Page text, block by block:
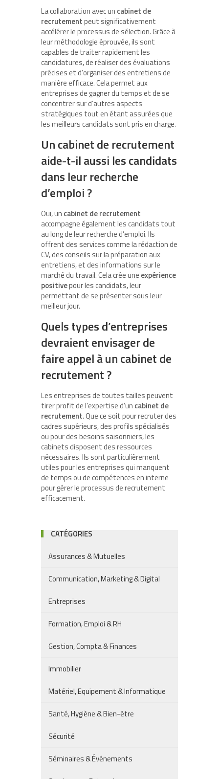
La collaboration avec un cabinet de
recrutementpeut significativement
accélérer le processus de sélection. Grâce à
leur méthodologie éprouvée, ils sont
capables de traiter rapidement les
candidatures, de réaliser des évaluations
précises et d’organiser des entretiens de
manière efficace. Cela permet aux
entreprises de gagner du temps et de se
concentrer sur d’autres aspects
stratégiques tout en étant assurées que
les meilleurs candidats sont pris en charge.
Un cabinet de recrutement
aide-t-il aussi les candidats
dans leur recherche
d’emploi ?
Oui, un cabinet de recrutement
accompagne également les candidats tout
au long de leur recherche d’emploi. Ils
offrent des services comme la rédaction de
CV, des conseils sur la préparation aux
entretiens, et des informations sur le
marché du travail. Cela crée une expérience
positivepour les candidats, leur
permettant de se présenter sous leur
meilleur jour.
Quels types d’entreprises
devraient envisager de
faire appel à un cabinet de
recrutement ?
Les entreprises de toutes tailles peuvent
tirer profit de l’expertise d’un cabinet de
recrutement. Que ce soit pour recruter des
cadres supérieurs, des profils spécialisés
ou pour des besoins saisonniers, les
cabinets disposent des ressources
nécessaires. Ils sont particulièrement
utiles pour les entreprises qui manquent
de temps ou de compétences en interne
pour gérer le processus de recrutement
efficacement.
CATÉGORIES
Assurances & Mutuelles
Communication, Marketing & Digital
Entreprises
Formation, Emploi & RH
Gestion, Compta & Finances
Immobilier
Matériel, Equipement & Informatique
Santé, Hygiène & Bien-être
Sécurité
Séminaires & Événements